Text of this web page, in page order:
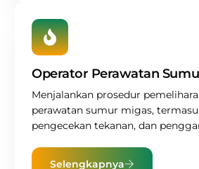
Operator Perawatan
Menjalankan prosedur
perawatan sumur migas,
pengecekan tekanan, dan
Selengkapnya